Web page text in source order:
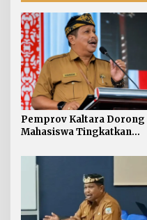
Pemprov Kaltara Dorong
Mahasiswa Tingkatkan
Kampus